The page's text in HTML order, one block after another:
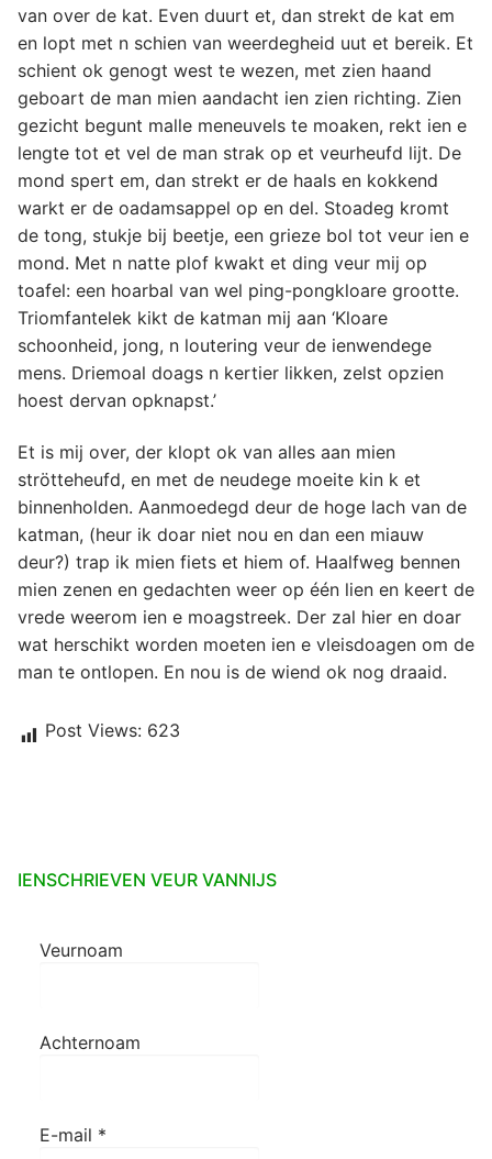
van over de kat. Even duurt et, dan strekt de kat em
en lopt met n schien van weerdegheid uut et bereik. Et
schient ok genogt west te wezen, met zien haand
geboart de man mien aandacht ien zien richting. Zien
gezicht begunt malle meneuvels te moaken, rekt ien e
lengte tot et vel de man strak op et veurheufd lijt. De
mond spert em, dan strekt er de haals en kokkend
warkt er de oadamsappel op en del. Stoadeg kromt
de tong, stukje bij beetje, een grieze bol tot veur ien e
mond. Met n natte plof kwakt et ding veur mij op
toafel: een hoarbal van wel ping-pongkloare grootte.
Triomfantelek kikt de katman mij aan ‘Kloare
schoonheid, jong, n loutering veur de ienwendege
mens. Driemoal doags n kertier likken, zelst opzien
hoest dervan opknapst.’
Et is mij over, der klopt ok van alles aan mien
strötteheufd, en met de neudege moeite kin k et
binnenholden. Aanmoedegd deur de hoge lach van de
katman, (heur ik doar niet nou en dan een miauw
deur?) trap ik mien fiets et hiem of. Haalfweg bennen
mien zenen en gedachten weer op één lien en keert de
vrede weerom ien e moagstreek. Der zal hier en doar
wat herschikt worden moeten ien e vleisdoagen om de
man te ontlopen. En nou is de wiend ok nog draaid.
Post Views: 623
IENSCHRIEVEN VEUR VANNIJS
Veurnoam
Achternoam
E-mail *